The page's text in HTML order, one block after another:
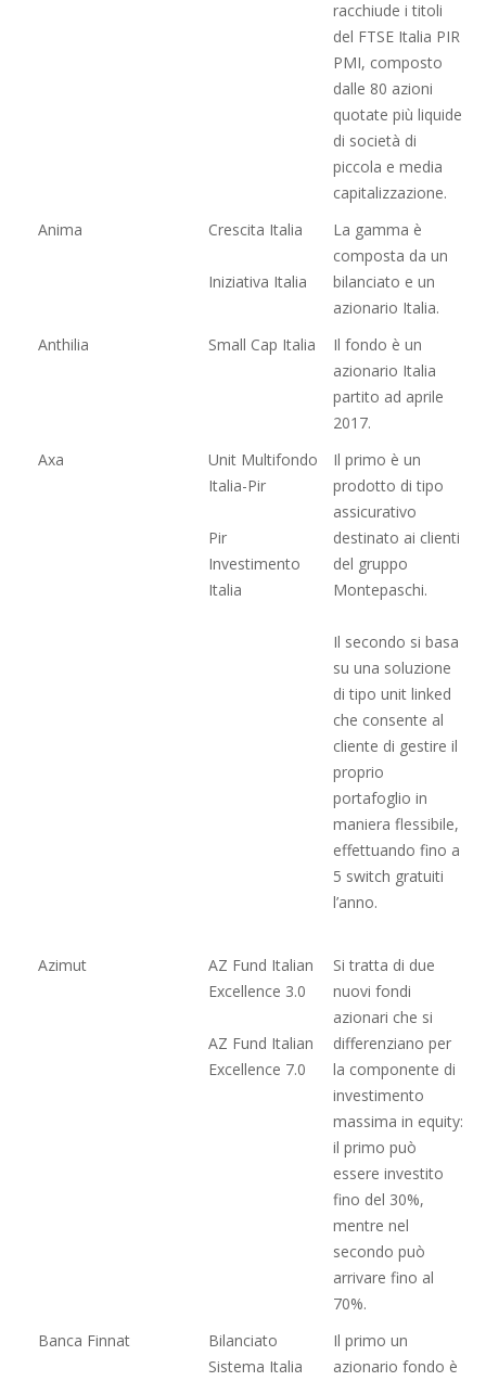
racchiude i titoli
del FTSE Italia PIR
PMI, composto
dalle 80 azioni
quotate più liquide
di società di
piccola e media
capitalizzazione.
Anima
Crescita Italia
Iniziativa Italia
La gamma è
composta da un
bilanciato e un
azionario Italia.
Anthilia
Small Cap Italia
Il fondo è un
azionario Italia
partito ad aprile
2017.
Axa
Unit Multifondo
Italia-Pir
Pir
Investimento
Italia
Il primo è un
prodotto di tipo
assicurativo
destinato ai clienti
del gruppo
Montepaschi.
Il secondo si basa
su una soluzione
di tipo unit linked
che consente al
cliente di gestire il
proprio
portafoglio in
maniera flessibile,
effettuando fino a
5 switch gratuiti
l’anno.
Azimut
AZ Fund Italian
Excellence 3.0
AZ Fund Italian
Excellence 7.0
Si tratta di due
nuovi fondi
azionari che si
differenziano per
la componente di
investimento
massima in equity:
il primo può
essere investito
fino del 30%,
mentre nel
secondo può
arrivare fino al
70%.
Banca Finnat
Bilanciato
Sistema Italia
Il primo un
azionario fondo è